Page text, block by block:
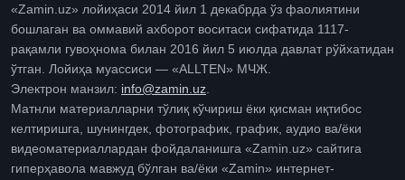
«Zamin.uz» лойиҳаси 2014 йил 1 декабрда ўз фаолиятини
бошлаган ва оммавий ахборот воситаси сифатида 1117-
рақамли гувоҳнома билан 2016 йил 5 июлда давлат рўйхатидан
ўтган. Лойиҳа муассиси — «ALLTEN» МЧЖ.
Электрон манзил: info@zamin.uz
Матнли материалларни тўлиқ кўчириш ёки қисман иқтибос
келтиришга, шунингдек, фотографик, график, аудио ва/ёки
видеоматериаллардан фойдаланишга «Zamin.uz» сайтига
гиперҳавола мавжуд бўлган ва/ёки «Zamin» интернет-